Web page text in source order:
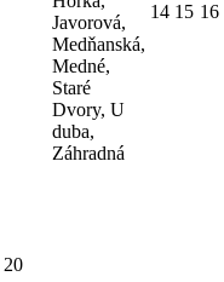
Javorová,
Medňanská,
Medné,
Staré
Dvory, U
duba,
Záhradná
14 15 16
20